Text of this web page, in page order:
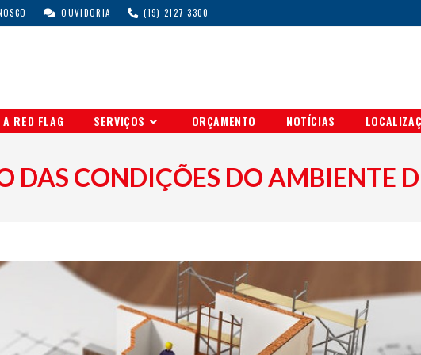
OUVIDORIA (19) 2127 3300
A RED FLAG SERVIÇOS ORÇAMENTO NOTÍCIAS
DAS CONDIÇÕES DO AMBIENTE